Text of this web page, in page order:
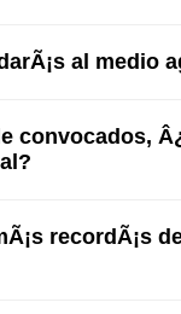
al medio
convocados,
recordÃ¡s